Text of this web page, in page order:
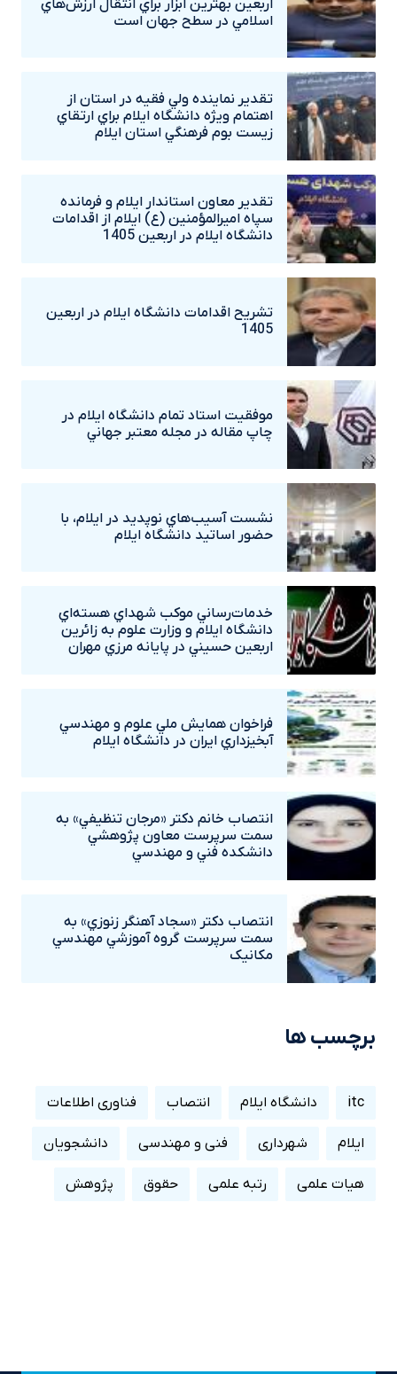
اربعين بهترين ابزار براي انتقال ارزش‌هاي
اسلامي در سطح جهان است
تقدير نماينده ولي فقيه در استان از
اهتمام ويژه دانشگاه‌ ايلام براي ارتقاي
زيست بوم فرهنگي استان ايلام
تقدير معاون استاندار ايلام و فرمانده
سپاه اميرالمؤمنين (ع) ايلام از اقدامات
دانشگاه ايلام در اربعين 1405
تشريح اقدامات دانشگاه ايلام در اربعين
1405
موفقيت استاد تمام دانشگاه ايلام در
چاپ مقاله در مجله معتبر جهاني
نشست آسيب‌هاي نوپديد در ايلام، با
حضور اساتيد دانشگاه ايلام
خدمات‌رساني موکب شهداي هسته‌اي
دانشگاه ايلام و وزارت علوم به زائرين
اربعين حسيني در پايانه مرزي مهران
فراخوان همايش ملي علوم و مهندسي
آبخيزداري ايران در دانشگاه ايلام
انتصاب خانم دکتر «مرجان تنظيفي» به
سمت سرپرست معاون پژوهشي
دانشکده فني و مهندسي
انتصاب دکتر «سجاد آهنگر زنوزي» به
سمت سرپرست گروه آموزشي مهندسي
مکانيک
برچسب ها
itc دانشگاه ایلام انتصاب فناوری اطلاعات
ایلام شهرداری فنی و مهندسی دانشجویان
هیات علمی رتبه علمی حقوق پژوهش